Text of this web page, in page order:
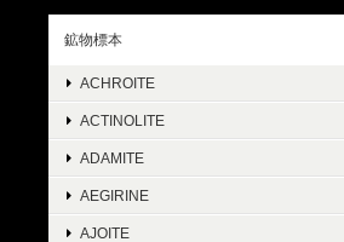
鉱物標本
ACHROITE
ACTINOLITE
ADAMITE
AEGIRINE
AJOITE